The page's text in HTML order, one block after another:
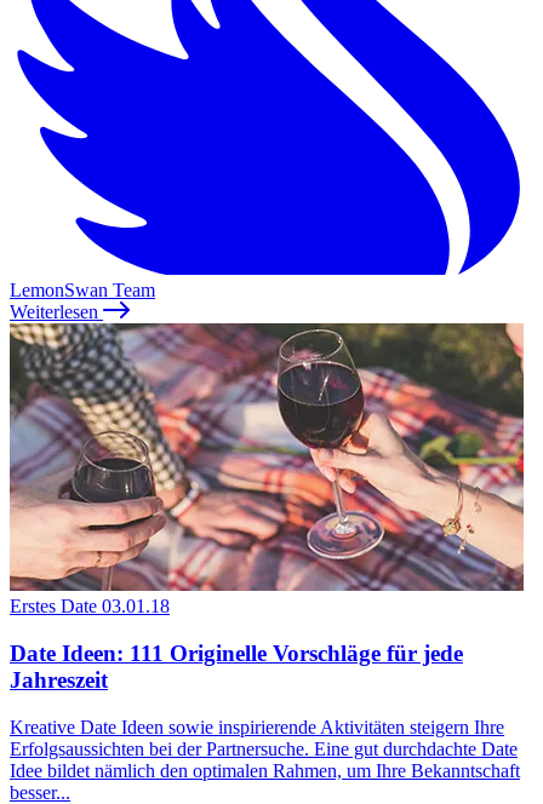
LemonSwan Team
Weiterlesen
Erstes Date 03.01.18
Date Ideen: 111 Originelle Vorschläge für jede
Jahreszeit
Kreative Date Ideen sowie inspirierende Aktivitäten steigern Ihre
Erfolgsaussichten bei der Partnersuche. Eine gut durchdachte Date
Idee bildet nämlich den optimalen Rahmen, um Ihre Bekanntschaft
besser...